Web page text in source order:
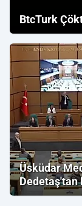
BtcTurk
Üsküdar
Dedetaş'tan
"İmamoğlu"